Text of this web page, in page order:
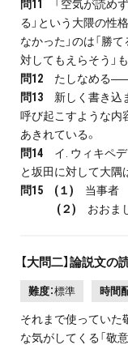
問11
「空気が読め
る」という大隈の性
なかった」のは「勝
対してもえらそう」
問12 たしなめる――
問13 新しく書き込
呼び起こすような内
あきれている。
問14 イ. ウィキペ
と坂田に対して大隅
問15 (１) 当事者
(２) おおま
【大問二】論説文の
難度：標準 時間
それまで使っていた
な気がしてくる「敬